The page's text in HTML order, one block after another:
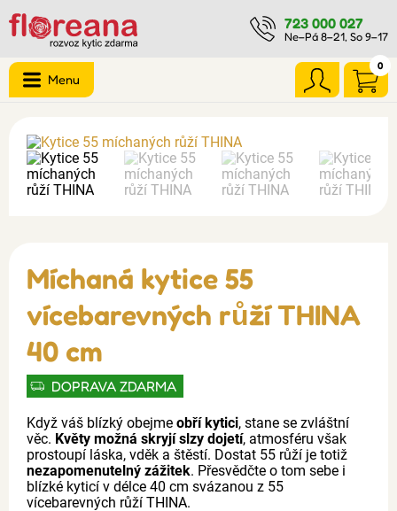
723 000 027
Ne–Pá 8–21, So 9–17
0
Menu
Míchaná kytice 55
vícebarevných růží THINA
40 cm
DOPRAVA ZDARMA
Když váš blízký obejme obří kytici, stane se zvláštní
věc. Květy možná skryjí slzy dojetí, atmosféru však
prostoupí láska, vděk a štěstí. Dostat 55 růží je totiž
nezapomenutelný zážitek. Přesvědčte o tom sebe i
blízké kyticí v délce 40 cm svázanou z 55
vícebarevných růží THINA.